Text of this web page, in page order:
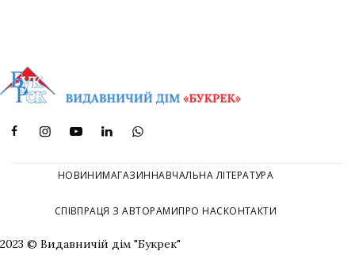
НОВИНИМАГАЗИННАВЧАЛЬНА ЛІТЕРАТУРА
СПІВПРАЦЯ З АВТОРАМИПРО НАСКОНТАКТИ
2023 © Видавничій дім "Букрек"